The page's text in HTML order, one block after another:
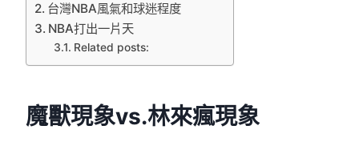
台灣NBA風氣和球迷程度
NBA打出一片天
Related posts:
魔獸現象vs.林來瘋現象